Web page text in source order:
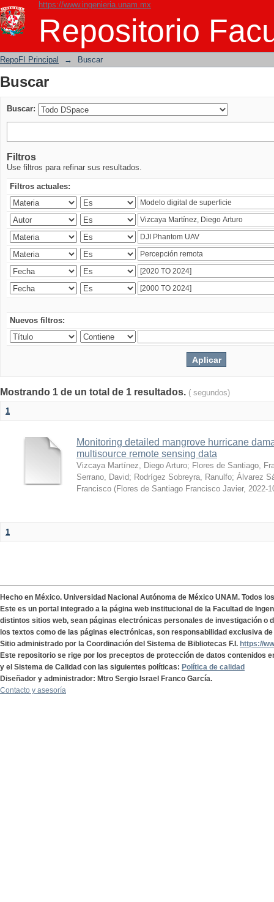
https://www.ingenieria.unam.mx
Repositorio
Buscar
RepoFI Principal → Buscar
Buscar
Buscar:
Filtros
Use filtros para refinar sus resultados.
Filtros actuales:
Nuevos filtros:
Mostrando 1 de un total de 1 resultados. ( segundos)
1
Monitoring detailed mangrove hurricane
multisource remote sensing data
Vizcaya Martínez, Diego Arturo; Flores de Santiago,
Serrano, David; Rodrígez Sobreyra, Ranulfo; Álvarez
Francisco (Flores de Santiago Francisco Javier, 2022-
1
Hecho en México. Universidad Nacional Autónoma de México UNAM. Todos
Este es un portal integrado a la página web institucional de la Facultad de
distintos sitios web, sean páginas electrónicas personales de investigación o
los textos como de las páginas electrónicas, son responsabilidad exclusiva
Sitio administrado por la Coordinación del Sistema de Bibliotecas F.I. https://
Este repositorio se rige por los preceptos de protección de datos contenidos
y el Sistema de Calidad con las siguientes políticas: Política de calidad
Diseñador y administrador: Mtro Sergio Israel Franco García.
Contacto y asesoría